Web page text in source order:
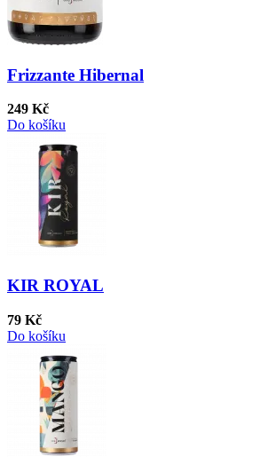
Frizzante Hibernal
249 Kč
Do košíku
KIR ROYAL
79 Kč
Do košíku